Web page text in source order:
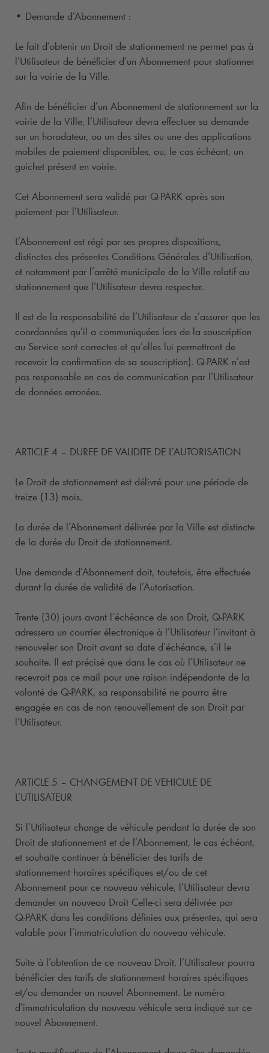
• Demande d’Abonnement :
Le fait d’obtenir un Droit de stationnement ne permet pas à
l’Utilisateur de bénéficier d’un Abonnement pour stationner
sur la voirie de la Ville.
Afin de bénéficier d’un Abonnement de stationnement sur la
voirie de la Ville, l’Utilisateur devra effectuer sa demande
sur un horodateur, ou un des sites ou une des applications
mobiles de paiement disponibles, ou, le cas échéant, un
guichet présent en voirie.
Cet Abonnement sera validé par Q-PARK après son
paiement par l’Utilisateur.
L’Abonnement est régi par ses propres dispositions,
distinctes des présentes Conditions Générales d’Utilisation,
et notamment par l’arrêté municipale de la Ville relatif au
stationnement que l’Utilisateur devra respecter.
Il est de la responsabilité de l’Utilisateur de s’assurer que les
coordonnées qu’il a communiquées lors de la souscription
au Service sont correctes et qu’elles lui permettront de
recevoir la confirmation de sa souscription). Q-PARK n’est
pas responsable en cas de communication par l’Utilisateur
de données erronées.
ARTICLE 4 – DUREE DE VALIDITE DE L’AUTORISATION
Le Droit de stationnement est délivré pour une période de
treize (13) mois.
La durée de l’Abonnement délivrée par la Ville est distincte
de la durée du Droit de stationnement.
Une demande d’Abonnement doit, toutefois, être effectuée
durant la durée de validité de l’Autorisation.
Trente (30) jours avant l’échéance de son Droit, Q-PARK
adressera un courrier électronique à l’Utilisateur l’invitant à
renouveler son Droit avant sa date d’échéance, s’il le
souhaite. Il est précisé que dans le cas où l’Utilisateur ne
recevrait pas ce mail pour une raison indépendante de la
volonté de Q-PARK, sa responsabilité ne pourra être
engagée en cas de non renouvellement de son Droit par
l’Utilisateur.
ARTICLE 5 – CHANGEMENT DE VEHICULE DE
L’UTILISATEUR
Si l’Utilisateur change de véhicule pendant la durée de son
Droit de stationnement et de l’Abonnement, le cas échéant,
et souhaite continuer à bénéficier des tarifs de
stationnement horaires spécifiques et/ou de cet
Abonnement pour ce nouveau véhicule, l’Utilisateur devra
demander un nouveau Droit Celle-ci sera délivrée par
Q-PARK dans les conditions définies aux présentes, qui sera
valable pour l’immatriculation du nouveau véhicule.
Suite à l’obtention de ce nouveau Droit, l’Utilisateur pourra
bénéficier des tarifs de stationnement horaires spécifiques
et/ou demander un nouvel Abonnement. Le numéro
d’immatriculation du nouveau véhicule sera indiqué sur ce
nouvel Abonnement.